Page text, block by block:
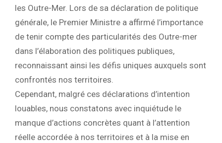
les Outre-Mer. Lors de sa déclaration de politique
générale, le Premier Ministre a affirmé l’importance
de tenir compte des particularités des Outre-mer
dans l’élaboration des politiques publiques,
reconnaissant ainsi les défis uniques auxquels sont
confrontés nos territoires.
Cependant, malgré ces déclarations d’intention
louables, nous constatons avec inquiétude le
manque d’actions concrètes quant à l’attention
réelle accordée à nos territoires et à la mise en